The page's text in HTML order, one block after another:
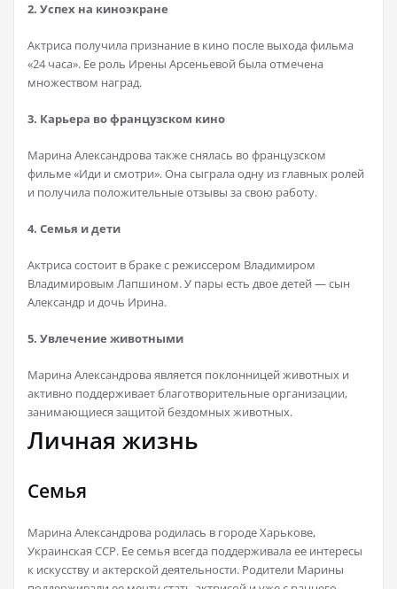
2. Успех на киноэкране
Актриса получила признание в кино после выхода фильма
«24 часа». Ее роль Ирены Арсеньевой была отмечена
множеством наград.
3. Карьера во французском кино
Марина Александрова также снялась во французском
фильме «Иди и смотри». Она сыграла одну из главных ролей
и получила положительные отзывы за свою работу.
4. Семья и дети
Актриса состоит в браке с режиссером Владимиром
Владимировым Лапшином. У пары есть двое детей — сын
Александр и дочь Ирина.
5. Увлечение животными
Марина Александрова является поклонницей животных и
активно поддерживает благотворительные организации,
занимающиеся защитой бездомных животных.
Личная жизнь
Семья
Марина Александрова родилась в городе Харькове,
Украинская ССР. Ее семья всегда поддерживала ее интересы
к искусству и актерской деятельности. Родители Марины